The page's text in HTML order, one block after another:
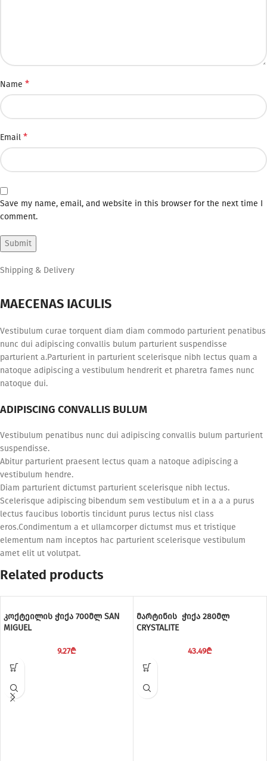
Name *
Email *
Save my name, email, and website in this browser for the next time I
comment.
Shipping & Delivery
MAECENAS IACULIS
Vestibulum curae torquent diam diam commodo parturient penatibus
nunc dui adipiscing convallis bulum parturient suspendisse
parturient a.Parturient in parturient scelerisque nibh lectus quam a
natoque adipiscing a vestibulum hendrerit et pharetra fames nunc
natoque dui.
ADIPISCING CONVALLIS BULUM
Vestibulum penatibus nunc dui adipiscing convallis bulum parturient
suspendisse.
Abitur parturient praesent lectus quam a natoque adipiscing a
vestibulum hendre.
Diam parturient dictumst parturient scelerisque nibh lectus.
Scelerisque adipiscing bibendum sem vestibulum et in a a a purus
lectus faucibus lobortis tincidunt purus lectus nisl class
eros.Condimentum a et ullamcorper dictumst mus et tristique
elementum nam inceptos hac parturient scelerisque vestibulum
amet elit ut volutpat.
Related products
კოქტეილის ჭიქა 700მლ SAN
MIGUEL
9.27₾
მარტინის ჭიქა 280მლ
CRYSTALITE
43.49₾